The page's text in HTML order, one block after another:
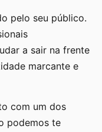
pelo seu público.
a sair na frente
marcante e
com um dos
podemos te